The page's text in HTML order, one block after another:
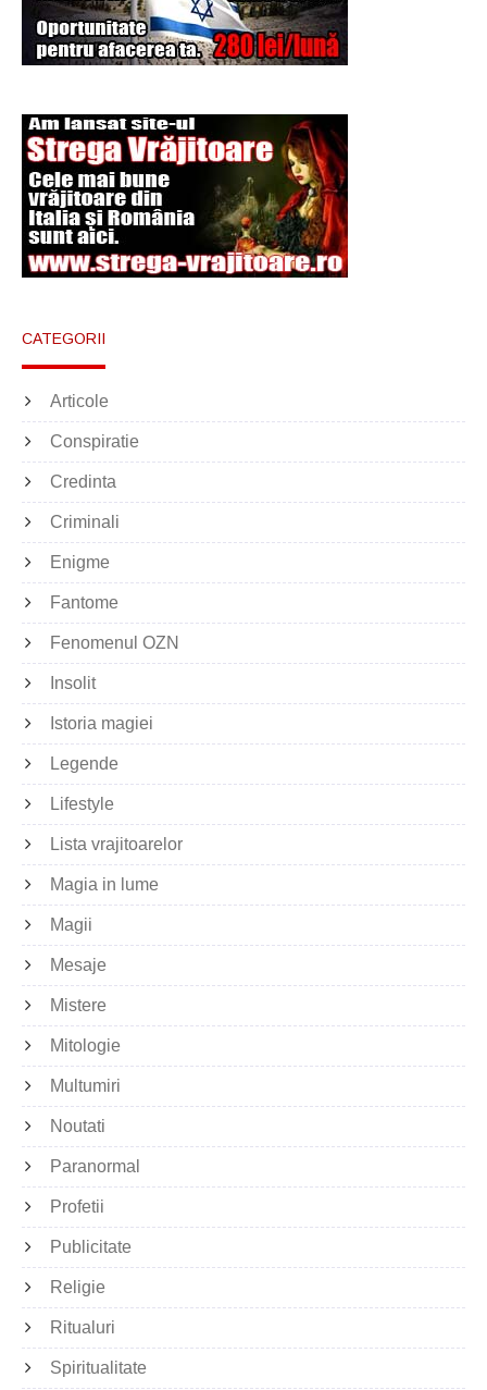
magie neagră
CATEGORII
Articole
Conspiratie
Credinta
Criminali
Enigme
Fantome
Fenomenul OZN
Insolit
Istoria magiei
Legende
Lifestyle
Lista vrajitoarelor
Magia in lume
Magii
Mesaje
Mistere
Mitologie
Multumiri
Noutati
Paranormal
Profetii
Publicitate
Religie
Ritualuri
Spiritualitate